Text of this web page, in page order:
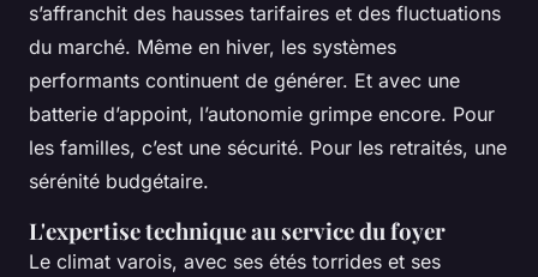
s’affranchit des hausses tarifaires et des fluctuations
du marché. Même en hiver, les systèmes
performants continuent de générer. Et avec une
batterie d’appoint, l’autonomie grimpe encore. Pour
les familles, c’est une sécurité. Pour les retraités, une
sérénité budgétaire.
L'expertise technique au service du foyer
Le climat varois, avec ses étés torrides et ses